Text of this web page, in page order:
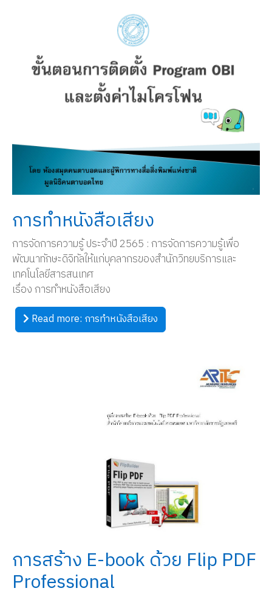
การทำหนังสือเสียง
การจัดการความรู้ ประจำปี 2565 : การจัดการความรู้เพื่อ
พัฒนาทักษะดิจิทัลให้แก่บุคลากรของสำนักวิทยบริการและ
เทคโนโลยีสารสนเทศ
เรื่อง การทำหนังสือเสียง
Read more: การทำหนังสือเสียง
การสร้าง E-book ด้วย Flip PDF
Professional